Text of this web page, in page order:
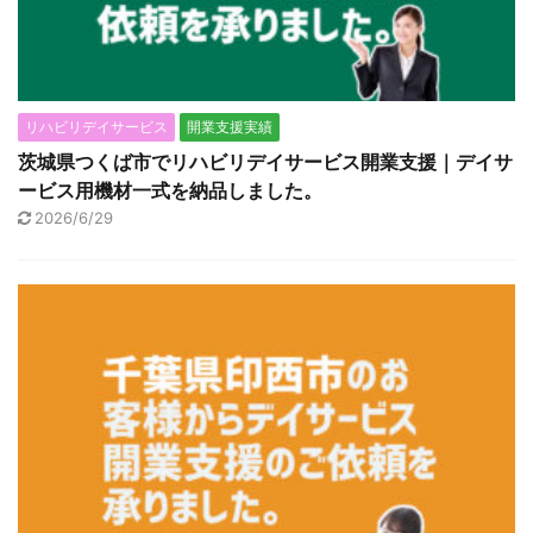
リハビリデイサービス 開業支援実績
茨城県つくば市でリハビリデイサービス開業支援｜デイサ
ービス用機材一式を納品しました。
2026/6/29